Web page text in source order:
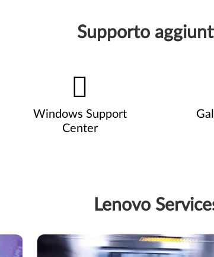
Supporto
Windows Support
Center
Lenovo